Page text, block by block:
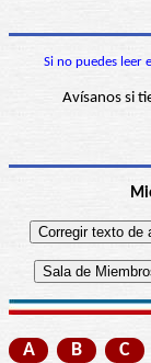
Si no puedes leer
Avísanos si
A B C